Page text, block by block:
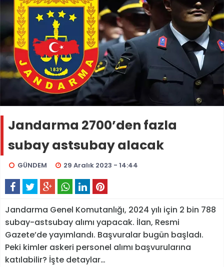
Jandarma 2700’den fazla
subay astsubay alacak
GÜNDEM 29 Aralık 2023 - 14:44
Jandarma Genel Komutanlığı, 2024 yılı için 2 bin 788
subay-astsubay alımı yapacak. İlan, Resmi
Gazete’de yayımlandı. Başvuralar bugün başladı.
Peki kimler askeri personel alımı başvurularına
katılabilir? İşte detaylar…